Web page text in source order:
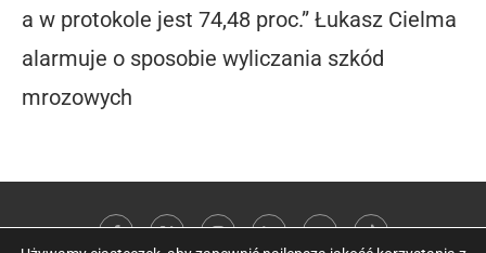
a w protokole jest 74,48 proc.” Łukasz Cielma
alarmuje o sposobie wyliczania szkód
mrozowych